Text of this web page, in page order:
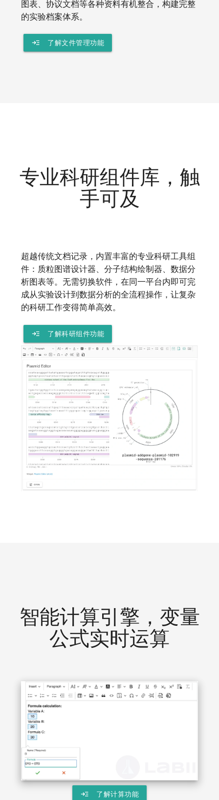
图表、协议文档等各种资料有机整合，构建完整
的实验档案体系。
read_more 了解文件管理功能
专业科研组件库，触
手可及
超越传统文档记录，内置丰富的专业科研工具组
件：质粒图谱设计器、分子结构绘制器、数据分
析图表等。无需切换软件，在同一平台内即可完
成从实验设计到数据分析的全流程操作，让复杂
的科研工作变得简单高效。
read_more 了解科研组件功能
智能计算引擎，变量
公式实时运算
read_more 了解计算功能